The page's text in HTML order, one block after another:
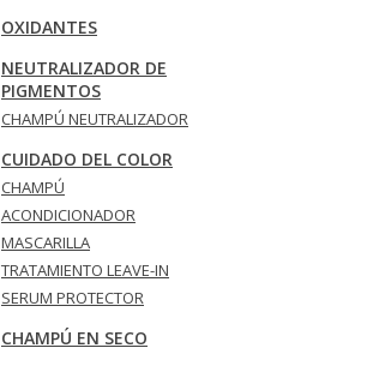
OXIDANTES
NEUTRALIZADOR DE
PIGMENTOS
CHAMPÚ NEUTRALIZADOR
CUIDADO DEL COLOR
CHAMPÚ
ACONDICIONADOR
MASCARILLA
TRATAMIENTO LEAVE-IN
SERUM PROTECTOR
CHAMPÚ EN SECO